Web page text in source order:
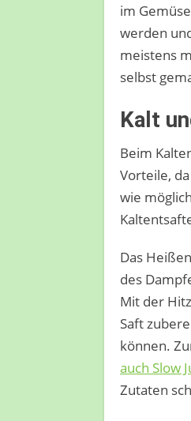
im
werden
meistens
selbst
Kalt
Beim
Vorteile,
wie
Das
des
Mit der
Saft
können.
auch Slow
Zutaten